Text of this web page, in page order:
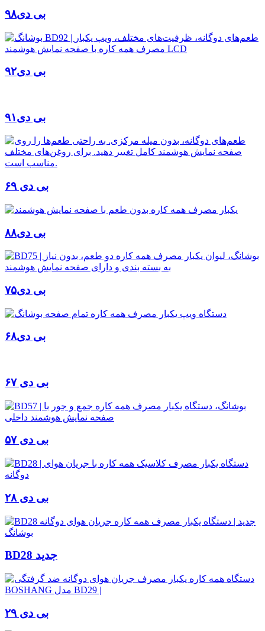
بی دی۹۸
بی دی۹۲
بی دی۹۱
بی دی ۶۹
بی دی۸۸
بی دی۷۵
بی دی۶۸
بی دی ۶۷
بی دی ۵۷
بی دی ۲۸
BD28 جدید
بی دی ۲۹